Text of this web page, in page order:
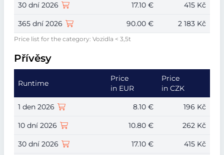
Price list for the category: Vozidla < 3,5t
30 dní 2026 17.10 € 415 Kč
365 dní 2026 90.00 € 2 183 Kč
Přívěsy
Runtime
Price
in EUR
Price
in CZK
1 den 2026 8.10 € 196 Kč
10 dní 2026 10.80 € 262 Kč
30 dní 2026 17.10 € 415 Kč